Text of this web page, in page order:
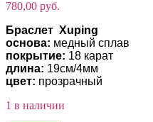
780,00 руб.
Браслет Xuping
основа: медный сплав
покрытие: 18 карат
длина: 19см/4мм
цвет: прозрачный
1 в наличии